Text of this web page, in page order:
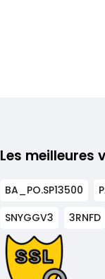
Les meilleures
BA_PO.SP13500
SNYGGV3
3RNFD